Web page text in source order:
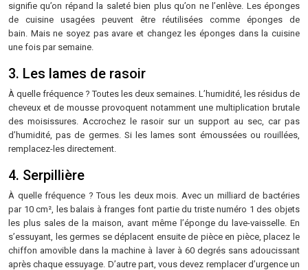
signifie qu’on répand la saleté bien plus qu’on ne l’enlève. Les éponges
de cuisine usagées peuvent être réutilisées comme éponges de
bain. Mais ne soyez pas avare et changez les éponges dans la cuisine
une fois par semaine.
3. Les lames de rasoir
À quelle fréquence ? Toutes les deux semaines. L’humidité, les résidus de
cheveux et de mousse provoquent notamment une multiplication brutale
des moisissures. Accrochez le rasoir sur un support au sec, car pas
d’humidité, pas de germes. Si les lames sont émoussées ou rouillées,
remplacez-les directement.
4. Serpillière
À quelle fréquence ? Tous les deux mois. Avec un milliard de bactéries
par 10 cm², les balais à franges font partie du triste numéro 1 des objets
les plus sales de la maison, avant même l’éponge du lave-vaisselle. En
s’essuyant, les germes se déplacent ensuite de pièce en pièce, placez le
chiffon amovible dans la machine à laver à 60 degrés sans adoucissant
après chaque essuyage. D’autre part, vous devez remplacer d’urgence un